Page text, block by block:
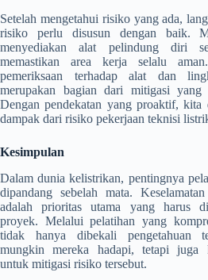
Setelah mengetahui risiko yang ada,
risiko perlu disusun dengan baik.
menyediakan alat pelindung diri
memastikan area kerja selalu
pemeriksaan terhadap alat dan
merupakan bagian dari mitigasi
Dengan pendekatan yang proaktif, kita
dampak dari risiko pekerjaan teknisi
Kesimpulan
Dalam dunia kelistrikan, pentingnya
dipandang sebelah mata.
adalah prioritas utama yang harus
proyek. Melalui pelatihan yang
tidak hanya dibekali pengetahuan
mungkin mereka hadapi, tetapi juga
untuk mitigasi risiko tersebut.